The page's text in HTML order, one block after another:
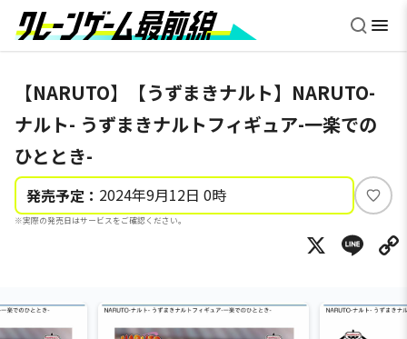
【NARUTO】【うずまきナルト】NARUTO-
ナルト- うずまきナルトフィギュア-一楽での
ひととき-
発売予定： 2024年9月12日 0時
※実際の発売日はサービスをご確認ください。
い
ね
X